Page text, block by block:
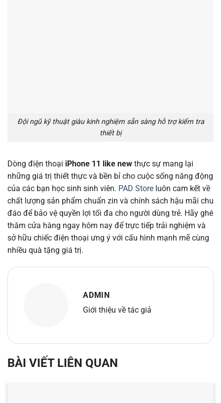
Đội ngũ kỹ thuật giàu kinh nghiệm sẵn sàng hỗ trợ kiểm tra
thiết bị
Dòng điện thoại iPhone 11 like new thực sự mang lại
những giá trị thiết thực và bền bỉ cho cuộc sống năng động
của các bạn học sinh sinh viên. PAD Store luôn cam kết về
chất lượng sản phẩm chuẩn zin và chính sách hậu mãi chu
đáo để bảo vệ quyền lợi tối đa cho người dùng trẻ. Hãy ghé
thăm cửa hàng ngay hôm nay để trực tiếp trải nghiệm và
sở hữu chiếc điện thoại ưng ý với cấu hình mạnh mẽ cùng
nhiều quà tặng giá trị.
ADMIN
Giới thiệu về tác giả
BÀI VIẾT LIÊN QUAN